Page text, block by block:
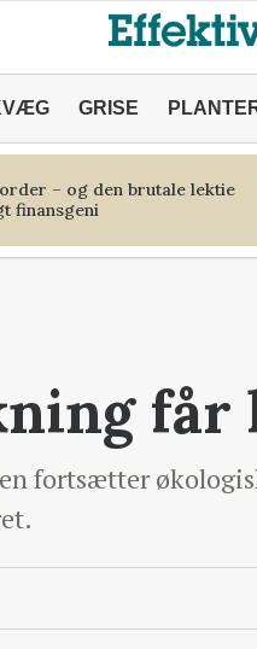
GRISE
– og den brutale lektie
finansgeni
får
fortsætter